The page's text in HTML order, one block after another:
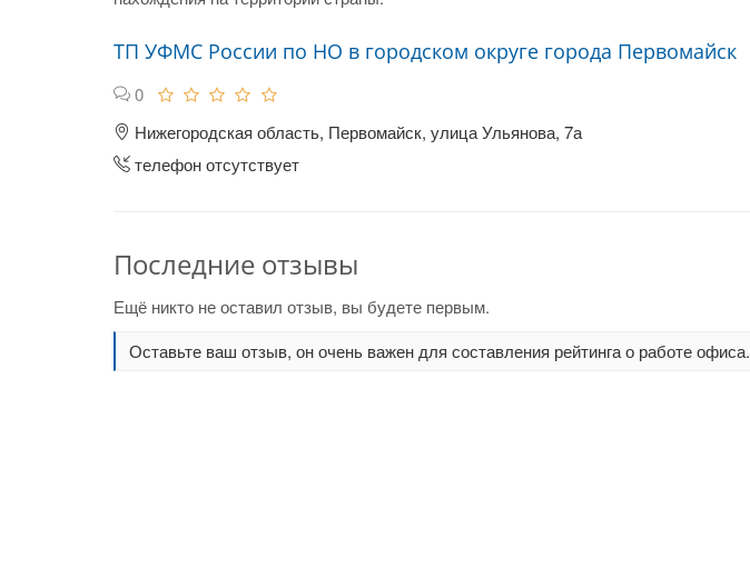
ТП УФМС России по НО в городском округе города Первомайск
0
Нижегородская область, Первомайск, улица Ульянова, 7а
телефон отсутствует
Последние отзывы
Ещё никто не оставил отзыв, вы будете первым.
Оставьте ваш отзыв, он очень важен для составления рейтинга о работе офиса.